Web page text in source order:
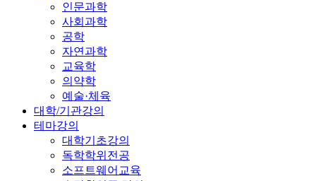
인문과학
사회과학
공학
자연과학
교육학
의약학
예술·체육
대학/기관강의
테마강의
대학기초강의
독학학위전공
소프트웨어교육